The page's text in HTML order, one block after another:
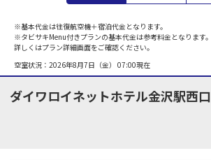
※基本代金は往復航空機＋宿泊代金となります。
※タビサキMenu付きプランの基本代金は参考料金となります。
詳しくはプラン詳細画面をご確認ください。
空室状況： 2026年8月7日（金） 07:00現在
ダイワロイネットホテル金沢駅西口